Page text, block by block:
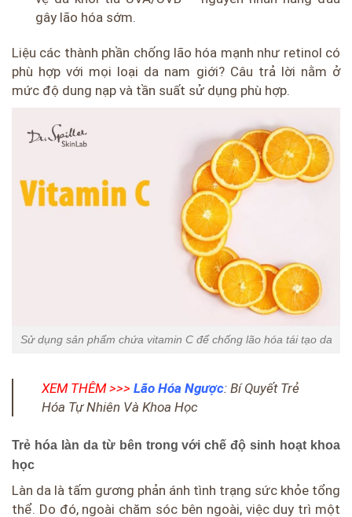
gây lão hóa sớm.
Liệu các thành phần chống lão hóa mạnh như retinol có
phù hợp với mọi loại da nam giới? Câu trả lời nằm ở
mức độ dung nạp và tần suất sử dụng phù hợp.
Sử dụng sản phẩm chứa vitamin C để chống lão hóa tái tạo da
XEM THÊM >>> Lão Hóa Ngược: Bí Quyết Trẻ
Hóa Tự Nhiên Và Khoa Học
Trẻ hóa làn da từ bên trong với chế độ sinh hoạt khoa
học
Làn da là tấm gương phản ánh tình trạng sức khỏe tổng
thể. Do đó, ngoài chăm sóc bên ngoài, việc duy trì một